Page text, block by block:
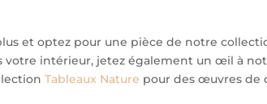
et optez pour une pièce de notre
votre intérieur, jetez également un œil à
Tableaux Nature pour des œuvres de